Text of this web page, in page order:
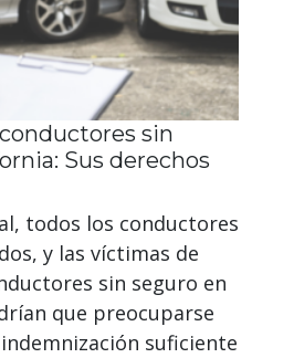
sin
Sus derechos
todos los conductores
y las víctimas de
sin seguro en
que preocuparse
suficiente